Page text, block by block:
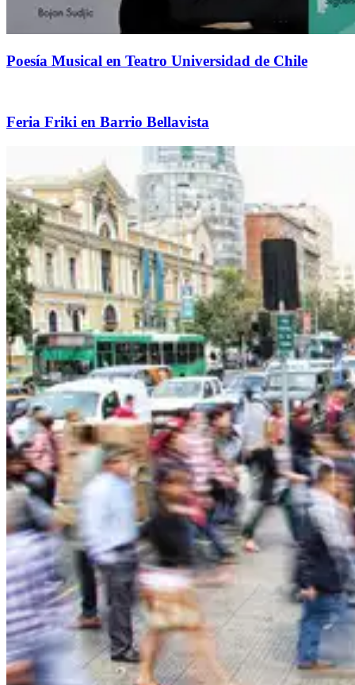
Poesía Musical en Teatro Universidad de Chile
Feria Friki en Barrio Bellavista